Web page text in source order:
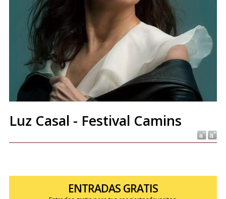
Luz Casal - Festival Camins
ENTRADAS GRATIS